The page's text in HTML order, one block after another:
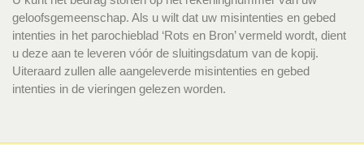
geloofsgemeenschap. Als u wilt dat uw misintenties en gebed
intenties in het parochieblad ‘Rots en Bron’ vermeld wordt, dient
u deze aan te leveren vóór de sluitingsdatum van de kopij.
Uiteraard zullen alle aangeleverde misintenties en gebed
intenties in de vieringen gelezen worden.